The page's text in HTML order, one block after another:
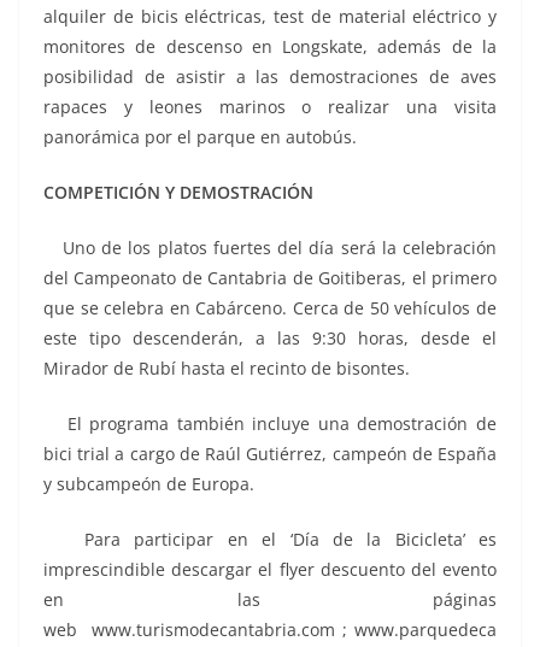
alquiler de bicis eléctricas, test de material eléctrico y
monitores de descenso en Longskate, además de la
posibilidad de asistir a las demostraciones de aves
rapaces y leones marinos o realizar una visita
panorámica por el parque en autobús.
COMPETICIÓN Y DEMOSTRACIÓN
Uno de los platos fuertes del día será la celebración
del Campeonato de Cantabria de Goitiberas, el primero
que se celebra en Cabárceno. Cerca de 50 vehículos de
este tipo descenderán, a las 9:30 horas, desde el
Mirador de Rubí hasta el recinto de bisontes.
El programa también incluye una demostración de
bici trial a cargo de Raúl Gutiérrez, campeón de España
y subcampeón de Europa.
Para participar en el ‘Día de la Bicicleta’ es
imprescindible descargar el flyer descuento del evento
en las páginas
web www.turismodecantabria.com ; www.parquedeca